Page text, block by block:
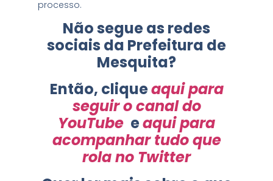
processo.
Não segue as redes
sociais da Prefeitura de
Mesquita?
Então, cliqueaqui para
seguir o canal do
YouTube eaqui para
acompanhar tudo que
rola no Twitter